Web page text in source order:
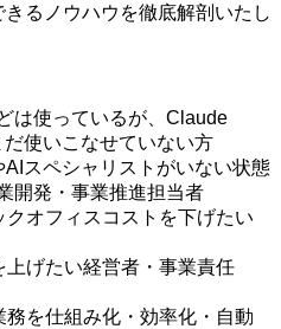
るノウハウを徹底解剖いたし
は使っているが、Claude
使いこなせていない方
スペシャリストがいない状態
開発・事業推進担当者
オフィスコストを下げたい
上げたい経営者・事業責任
務を仕組み化・効率化・自動